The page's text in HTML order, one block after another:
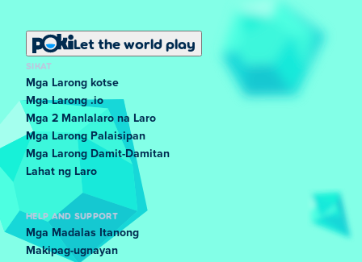
Let the world play
SIKAT
Mga Larong kotse
Mga Larong .io
Mga 2 Manlalaro na Laro
Mga Larong Palaisipan
Mga Larong Damit-Damitan
Lahat ng Laro
HELP AND SUPPORT
Mga Madalas Itanong
Makipag-ugnayan